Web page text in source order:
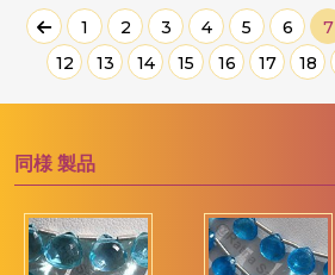
1 2 3 4 5 6 7
12
13 14 15 16 17 18
同様 製品